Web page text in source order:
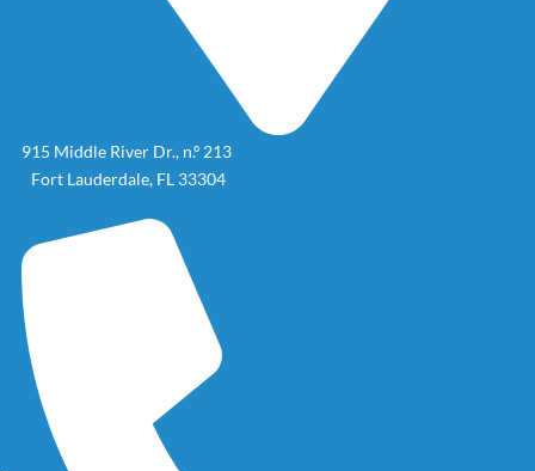
915 Middle River Dr., n.º 213
Fort Lauderdale, FL 33304